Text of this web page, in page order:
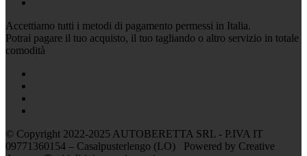
Accettiamo tutti i metodi di pagamento permessi in Italia.
Potrai pagare il tuo acquisto, il tuo tagliando o altro servizio in totale
comodità
© Copyright 2022-2025 AUTOBERETTA SRL - P.IVA IT
09771360154 – Casalpusterlengo (LO) Powered by Creative